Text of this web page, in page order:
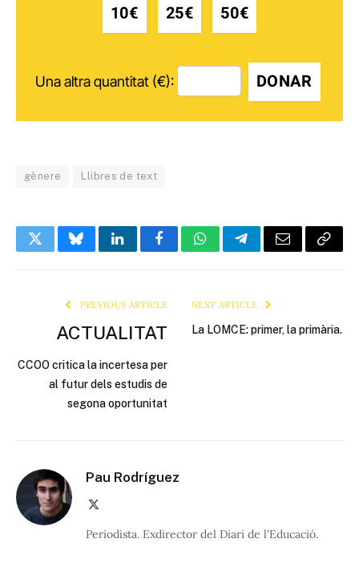
10€ 25€ 50€
Una altra quantitat (€): DONAR
gènere Llibres de text
TwitterBlueskyLinkedInFacebookWhatsAppTelegramEmail Copy
PREVIOUS ARTICLE
ACTUALITAT
CCOO critica la incertesa per
al futur dels estudis de
segona oportunitat
NEXT ARTICLE
La LOMCE: primer, la primària.
Pau Rodríguez
Periodista. Exdirector del Diari de l'Educació.